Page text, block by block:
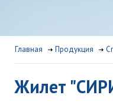
Главная Продукция
Жилет